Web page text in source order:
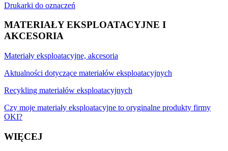
Drukarki do oznaczeń
MATERIAŁY EKSPLOATACYJNE I
AKCESORIA
Materiały eksploatacyjne, akcesoria
Aktualności dotyczące materiałów eksploatacyjnych
Recykling materiałów eksploatacyjnych
Czy moje materiały eksploatacyjne to oryginalne produkty firmy
OKI?
WIĘCEJ